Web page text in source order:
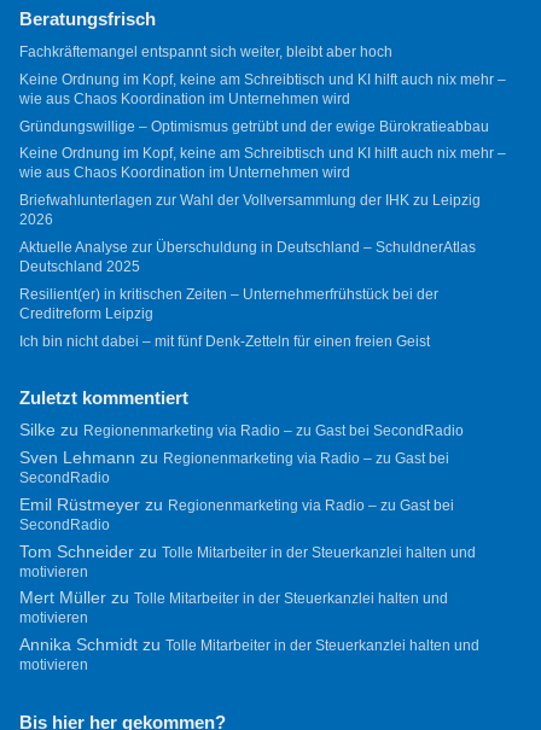
Beratungsfrisch
Fachkräftemangel entspannt sich weiter, bleibt aber hoch
Keine Ordnung im Kopf, keine am Schreibtisch und KI hilft auch nix mehr –
wie aus Chaos Koordination im Unternehmen wird
Gründungswillige – Optimismus getrübt und der ewige Bürokratieabbau
Keine Ordnung im Kopf, keine am Schreibtisch und KI hilft auch nix mehr –
wie aus Chaos Koordination im Unternehmen wird
Briefwahlunterlagen zur Wahl der Vollversammlung der IHK zu Leipzig
2026
Aktuelle Analyse zur Überschuldung in Deutschland – SchuldnerAtlas
Deutschland 2025
Resilient(er) in kritischen Zeiten – Unternehmerfrühstück bei der
Creditreform Leipzig
Ich bin nicht dabei – mit fünf Denk-Zetteln für einen freien Geist
Zuletzt kommentiert
Silkezu Regionenmarketing via Radio – zu Gast bei SecondRadio
Sven Lehmann zu Regionenmarketing via Radio – zu Gast bei
SecondRadio
Emil Rüstmeyerzu Regionenmarketing via Radio – zu Gast bei
SecondRadio
Tom Schneiderzu Tolle Mitarbeiter in der Steuerkanzlei halten und
motivieren
Mert Müllerzu Tolle Mitarbeiter in der Steuerkanzlei halten und
motivieren
Annika Schmidtzu Tolle Mitarbeiter in der Steuerkanzlei halten und
motivieren
Bis hier her gekommen?